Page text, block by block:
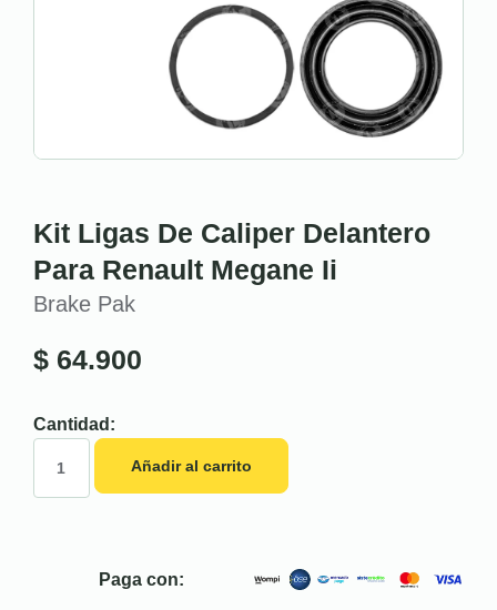
Kit Ligas De Caliper Delantero
Para Renault Megane Ii
Brake Pak
$ 64.900
Cantidad:
Añadir al carrito
Paga con: